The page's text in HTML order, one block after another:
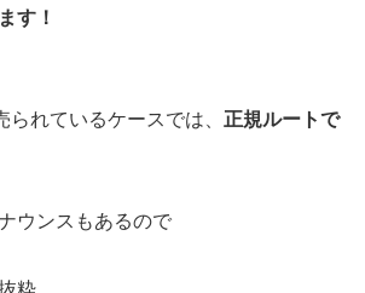
す！
れているケースでは、 正規ルートで
ウンスもあるので